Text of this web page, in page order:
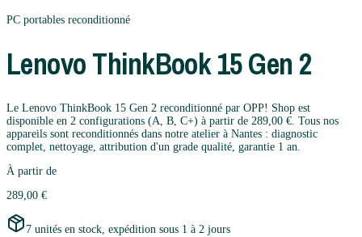
PC portables reconditionné
LenovoThinkBook 15 Gen 2
Le Lenovo ThinkBook 15 Gen 2 reconditionné par OPP! Shop est
disponible en 2 configurations (A, B, C+) à partir de 289,00 €. Tous nos
appareils sont reconditionnés dans notre atelier à Nantes : diagnostic
complet, nettoyage, attribution d'un grade qualité, garantie 1 an.
À partir de
289,00 €
7 unités en stock, expédition sous 1 à 2 jours